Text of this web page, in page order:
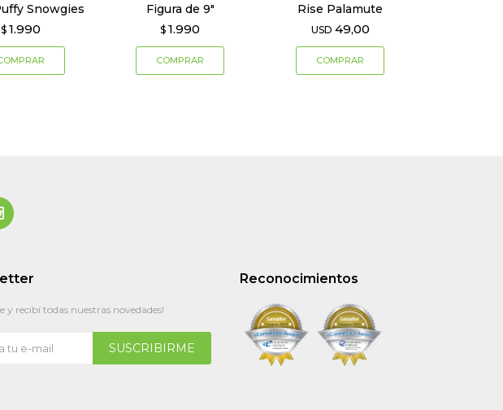
Snowgies
$ 1.990
Figura de 9"
$ 1.990
Rise Palamute
USD 49,00
Reconocimientos
y recibí todas nuestras novedades!
SUSCRIBIRME